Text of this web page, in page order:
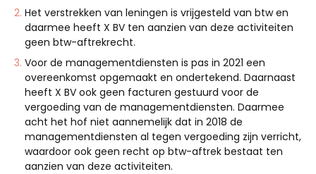
Het verstrekken van leningen is vrijgesteld van btw en
daarmee heeft X BV ten aanzien van deze activiteiten
geen btw-aftrekrecht.
Voor de managementdiensten is pas in 2021 een
overeenkomst opgemaakt en ondertekend. Daarnaast
heeft X BV ook geen facturen gestuurd voor de
vergoeding van de managementdiensten. Daarmee
acht het hof niet aannemelijk dat in 2018 de
managementdiensten al tegen vergoeding zijn verricht,
waardoor ook geen recht op btw-aftrek bestaat ten
aanzien van deze activiteiten.